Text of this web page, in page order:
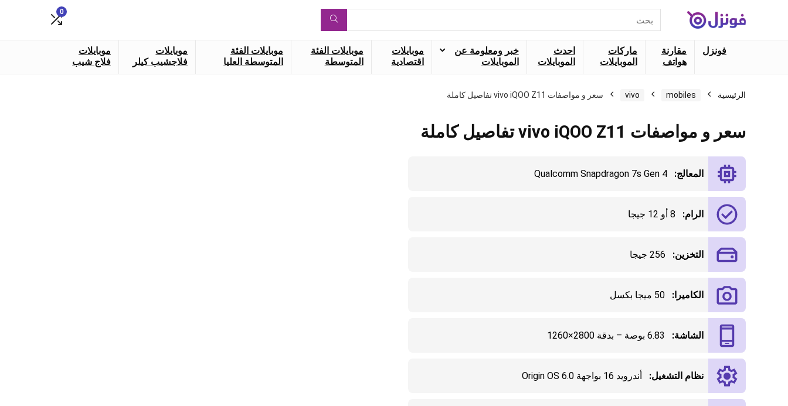
عن:
0
فونزل
مقارنة
هواتف
ماركات
الموبايلات
احدث
الموبايلات
خبر ومعلومة عن
الموبايلات
موبايلات
اقتصادية
موبايلات الفئة
المتوسطة
موبايلات الفئة
المتوسطة العليا
موبايلات
فلاجشيب كيلر
موبايلات
فلاج شيب
الرئيسية mobiles
vivo سعر و مواصفات vivo iQOO Z11 تفاصيل كاملة
سعر و مواصفات vivo iQOO Z11 تفاصيل كاملة
المعالج: Qualcomm Snapdragon 7s Gen 4
الرام: 8 أو 12 جيجا
التخزين: 256 جيجا
الكاميرا: 50 ميجا بكسل
الشاشة: 6.83 بوصة – بدقة 2800×1260
نظام التشغيل: أندرويد 16 بواجهة Origin OS 6.0